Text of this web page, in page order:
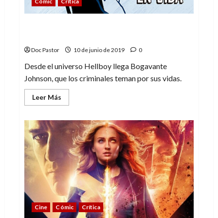
Doc Pastor 10 de junio de 2019 0
Desde el universo Hellboy llega Bogavante
Johnson, que los criminales teman por sus vidas.
Leer Más
más
Bogavante
Johnson:
Una
cadena
forjada
en
vida
Cine Cómic Crítica